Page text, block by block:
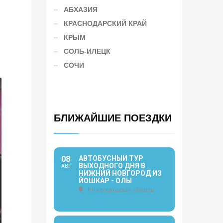
АБХАЗИЯ
КРАСНОДАРСКИЙ КРАЙ
КРЫМ
СОЛЬ-ИЛЕЦК
СОЧИ
БЛИЖАЙШИЕ ПОЕЗДКИ
08
АВГ
АВТОБУСНЫЙ ТУР
ВЫХОДНОГО ДНЯ В
НИЖНИЙ НОВГОРОД ИЗ
ЙОШКАР - ОЛЫ
Нижегородская область